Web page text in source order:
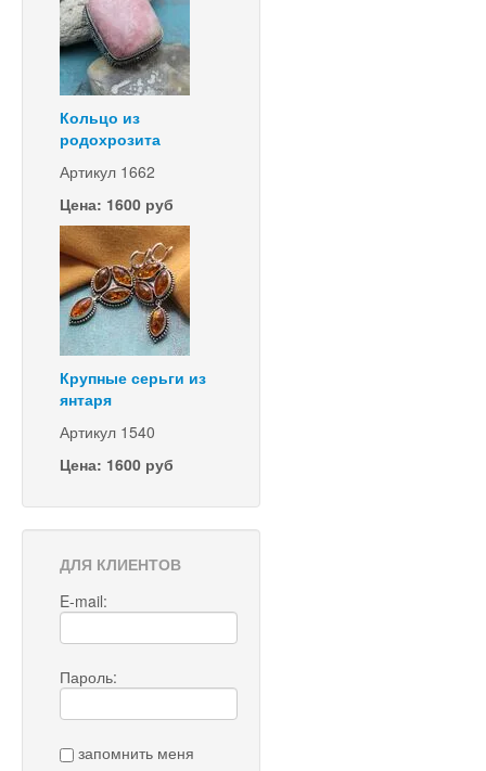
Кольцо из
родохрозита
Артикул 1662
Цена: 1600 руб
Крупные серьги из
янтаря
Артикул 1540
Цена: 1600 руб
ДЛЯ КЛИЕНТОВ
E-mail:
Пароль:
запомнить меня